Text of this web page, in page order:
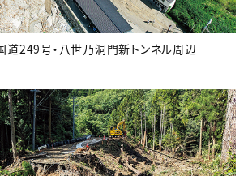
道249号・八世乃洞門新トンネル周辺